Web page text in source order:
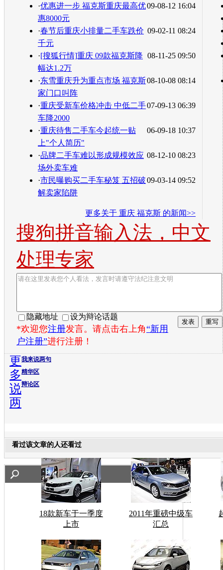
09-08-12 16:04
·优惠进一步 福克斯重庆最高优
惠8000元
09-02-11 08:24
·春节后重庆小排量二手车跌价
千元
08-11-25 09:50
·[搜狐行情]重庆 09款福克斯降
幅达1.2万
08-10-08 08:14
·东雪重庆升为重点市场 福克斯
家门口叫阵
07-09-13 06:39
·重庆受新车价格冲击 中低二手
车降2000
06-09-18 10:37
·重庆待售二手车今起统一贴
上"个人简历"
08-12-10 08:23
·品牌二手车难以形成规模效应
场外卖车难
09-03-14 09:52
·市民曝购买二手车秘笈 五招破
解卖家陷阱
更多关于 重庆 福克斯 的新闻>>
搜狗拼音输入法，中文
处理专家
隐藏地址 设为辩论话题
*欢迎您注册发言。请点击右上角“新用
户注册”进行注册！
我来说两句
精华区
辩论区
更
多
说
两
看过该文章的人还看过
18款新车于一季度
上市
2011年重磅中级车
汇总